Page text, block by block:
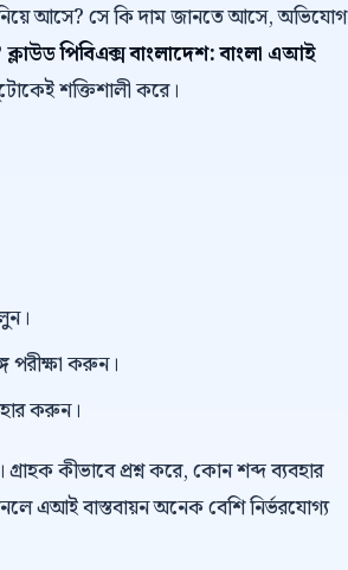
আসে? সে কি দাম জানতে আসে, অভিযোগ
ক্লাউড পিবিএক্স বাংলাদেশ: বাংলা এআই
শক্তিশালী করে।
পরীক্ষা করুন।
করুন।
কীভাবে প্রশ্ন করে, কোন শব্দ ব্যবহার
এআই বাস্তবায়ন অনেক বেশি নির্ভরযোগ্য